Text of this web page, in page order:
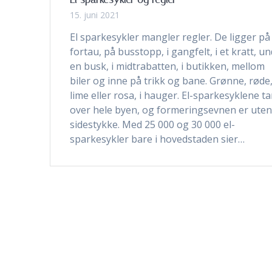
15. juni 2021
El sparkesykler mangler regler. De ligger på
fortau, på busstopp, i gangfelt, i et kratt,
en busk, i midtrabatten, i butikken, mellom
biler og inne på trikk og bane. Grønne, røde,
lime eller rosa, i hauger. El-sparkesyklene
over hele byen, og formeringsevnen er uten
sidestykke. Med 25 000 og 30 000 el-
sparkesykler bare i hovedstaden sier…